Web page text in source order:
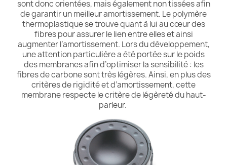
sont donc orientées, mais également non tissées afin
de garantir un meilleur amortissement. Le polymère
thermoplastique se trouve quant à lui au cœur des
fibres pour assurer le lien entre elles et ainsi
augmenter l’amortissement. Lors du développement,
une attention particulière a été portée sur le poids
des membranes afin d’optimiser la sensibilité : les
fibres de carbone sont très légères. Ainsi, en plus des
critères de rigidité et d’amortissement, cette
membrane respecte le critère de légèreté du haut-
parleur.